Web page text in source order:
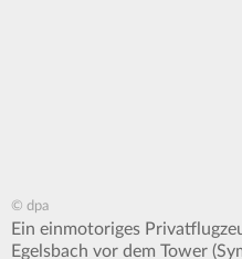
© dpa
Ein einmotoriges
Egelsbach vor dem Tower